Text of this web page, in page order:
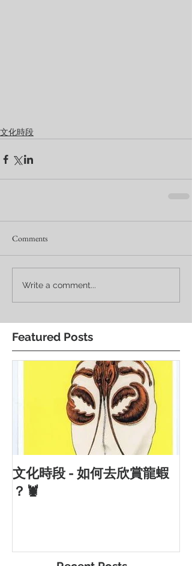
文化時段
Comments
Write a comment...
Featured Posts
文化時段 - 如何去欣賞龍蝦
？🦞